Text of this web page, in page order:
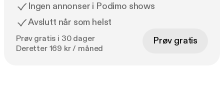
Ingen annonser i Podimo shows
Avslutt når som helst
Prøv gratis i 30 dager
Deretter 169 kr / måned
Prøv gratis